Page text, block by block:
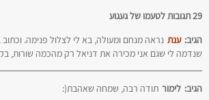
29 תגובות לטעמו של געגוע
ענת הגיב:
נראה מנחם ומעולה, בא לי לצלול פנימה.
שנדמה לי שגם אני מכירה את דניאל רק מהכמה שורות,
לימור הגיב: תודה רבה, שמחה שאהבת(: